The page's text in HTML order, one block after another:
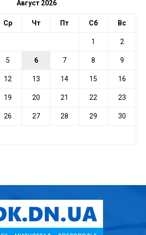
Август 2026
Ср Чт Пт Сб Вс
1 2
5 6 7 8 9
12 13 14 15 16
19 20 21 22 23
26 27 28 29 30